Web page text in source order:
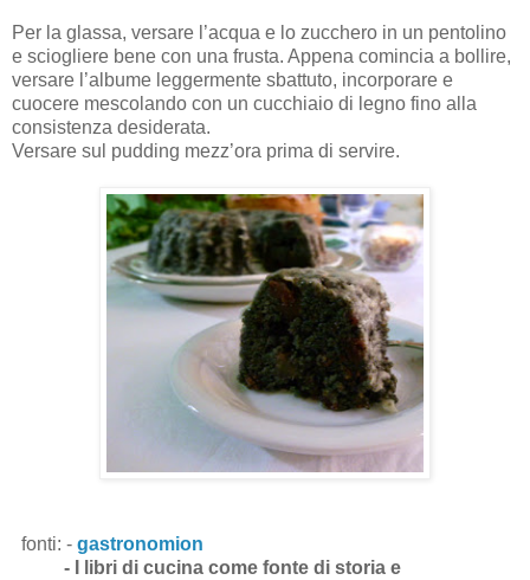
Per la glassa, versare l’acqua e lo zucchero in un pentolino
e sciogliere bene con una frusta. Appena comincia a bollire,
versare l’albume leggermente sbattuto, incorporare e
cuocere mescolando con un cucchiaio di legno fino alla
consistenza desiderata.
Versare sul pudding mezz’ora prima di servire.
fonti: - gastronomion
- I libri di cucina come fonte di storia e